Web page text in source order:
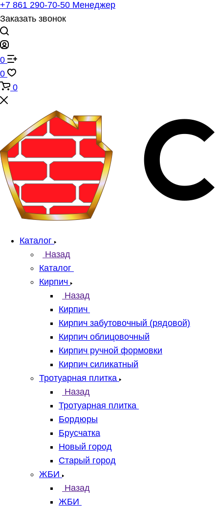
+7 861 290-70-50 Менеджер
Заказать звонок
0
0
0
Каталог
Назад
Каталог
Кирпич
Назад
Кирпич
Кирпич забутовочный (рядовой)
Кирпич облицовочный
Кирпич ручной формовки
Кирпич силикатный
Тротуарная плитка
Назад
Тротуарная плитка
Бордюры
Брусчатка
Новый город
Старый город
ЖБИ
Назад
ЖБИ